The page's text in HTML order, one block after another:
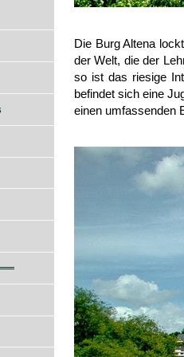
Die Burg Altena
der Welt, die der
so ist das riesige
befindet sich eine
einen umfassenden